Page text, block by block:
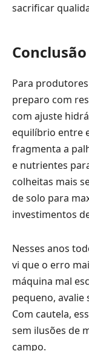
sacrificar
Para
preparo com
com ajuste
equilíbrio entre
fragmenta a
e nutrientes
colheitas mais
de solo para
investimentos
Nesses anos
vi que o erro
máquina mal
pequeno,
Com cautela,
sem ilusões de
campo.